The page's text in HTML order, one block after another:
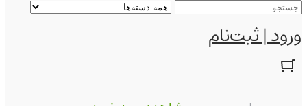
ورود | ثبت‌نام